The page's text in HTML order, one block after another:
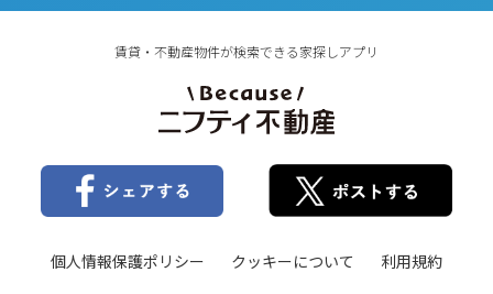
賃貸・不動産物件が検索できる家探しアプリ
個人情報保護ポリシー クッキーについて 利用規約